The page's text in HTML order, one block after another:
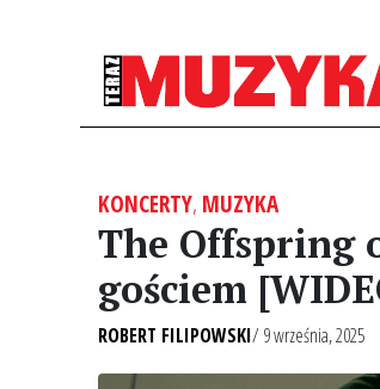
KONCERTY, MUZYKA
The Offspring
gościem
ROBERT FILIPOWSKI/ 9 września, 2025